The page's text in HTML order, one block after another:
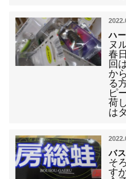
ハ
ヌ
春
回
か
る
ピ
荷
は
バ
そ
す